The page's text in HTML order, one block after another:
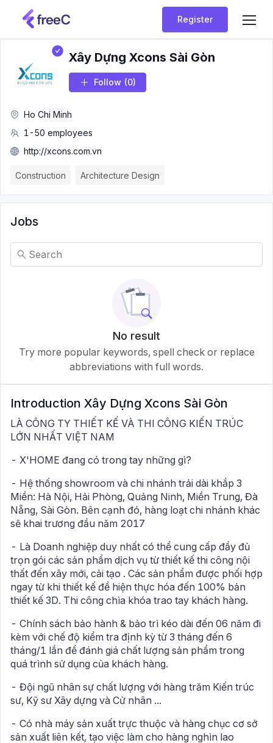
Register
Xây Dựng Xcons Sài Gòn
Follow (0)
Ho Chi Minh
1-50 employees
http://xcons.com.vn
Construction Architecture Design
Jobs
No result
Try more popular keywords, spell check or replace
abbreviations with full words.
Introduction Xây Dựng Xcons Sài Gòn
LÀ CÔNG TY THIẾT KẾ VÀ THI CÔNG KIẾN TRÚC
LỚN NHẤT VIỆT NAM
- X'HOME đang có trong tay những gì?
- Hệ thống showroom và chi nhánh trải dài khắp 3
Miền: Hà Nội, Hải Phòng, Quảng Ninh, Miền Trung, Đà
Nẵng, Sài Gòn. Bên cạnh đó, hàng loạt chi nhánh khác
sẽ khai trương đầu năm 2017
- Là Doanh nghiệp duy nhất có thể cung cấp đầy đủ
trọn gói các sản phẩm dịch vụ từ thiết kế thi công nội
thất đến xây mới, cải tạo . Các sản phẩm được phối hợp
ngay từ khi thiết kế để hiện thực hóa đến 100% bản
thiết kế 3D. Thi công chìa khóa trao tay khách hàng.
- Chính sách bảo hành & bảo trì kéo dài đến 06 năm đi
kèm với chế độ kiểm tra định kỳ từ 3 tháng đến 6
tháng/1 lần để đánh giá chất lượng sản phẩm trong
quá trình sử dụng của khách hàng.
- Đội ngũ nhân sự chất lượng với hàng trăm Kiến trúc
sư, Kỹ sư Xây dựng và Cử nhân ...
- Có nhà máy sản xuất trực thuộc và hàng chục cơ sở
sản xuất liên kết, tạo việc làm cho hàng nghìn lao